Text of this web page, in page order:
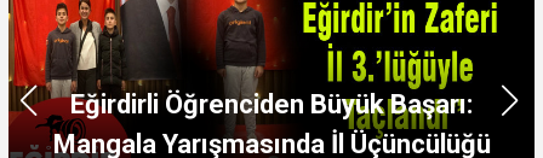
Eğirdirli Öğrenciden Büyük Başarı:
Mangala Yarışmasında İl Üçüncülüğü